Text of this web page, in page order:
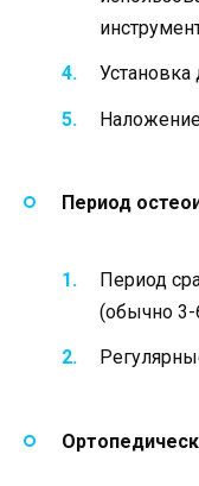
Установка
Период
Период
(обычно